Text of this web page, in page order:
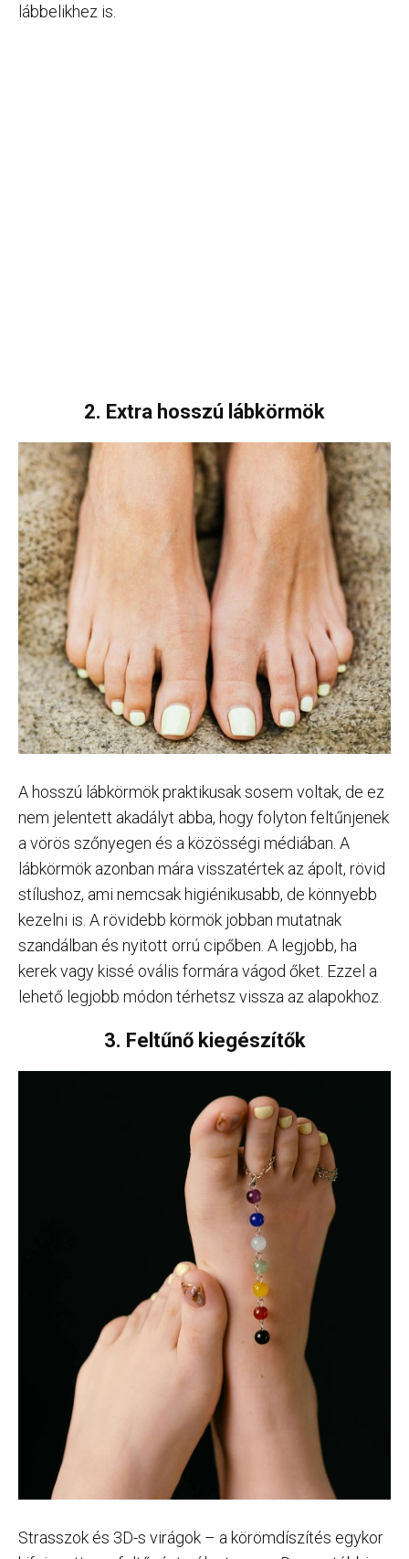
lábbelikhez is.
2. Extra hosszú lábkörmök
A hosszú lábkörmök praktikusak sosem voltak, de ez
nem jelentett akadályt abba, hogy folyton feltűnjenek
a vörös szőnyegen és a közösségi médiában. A
lábkörmök azonban mára visszatértek az ápolt, rövid
stílushoz, ami nemcsak higiénikusabb, de könnyebb
kezelni is. A rövidebb körmök jobban mutatnak
szandálban és nyitott orrú cipőben. A legjobb, ha
kerek vagy kissé ovális formára vágod őket. Ezzel a
lehető legjobb módon térhetsz vissza az alapokhoz.
3. Feltűnő kiegészítők
Strasszok és 3D-s virágok – a körömdíszítés egykor